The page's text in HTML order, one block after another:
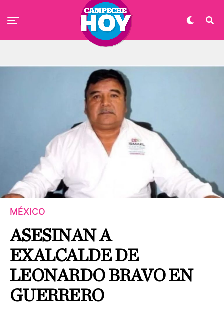
MÉXICO
ASESINAN A
EXALCALDE DE
LEONARDO BRAVO EN
GUERRERO